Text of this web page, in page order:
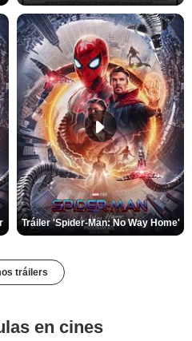
Tráiler 'Spider-Man: No Way Home'
tráilers
en cines